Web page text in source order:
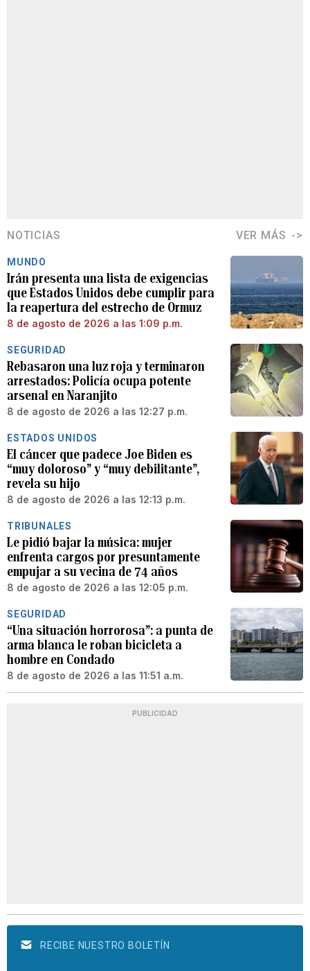
NOTICIAS VER MÁS
MUNDO
Irán presenta una lista de exigencias
que Estados Unidos debe cumplir para
la reapertura del estrecho de Ormuz
8 de agosto de 2026 a las 1:09 p.m.
SEGURIDAD
Rebasaron una luz roja y terminaron
arrestados: Policía ocupa potente
arsenal en Naranjito
8 de agosto de 2026 a las 12:27 p.m.
ESTADOS UNIDOS
El cáncer que padece Joe Biden es
“muy doloroso” y “muy debilitante”,
revela su hijo
8 de agosto de 2026 a las 12:13 p.m.
TRIBUNALES
Le pidió bajar la música: mujer
enfrenta cargos por presuntamente
empujar a su vecina de 74 años
8 de agosto de 2026 a las 12:05 p.m.
SEGURIDAD
“Una situación horrorosa”: a punta de
arma blanca le roban bicicleta a
hombre en Condado
8 de agosto de 2026 a las 11:51 a.m.
PUBLICIDAD
RECIBE NUESTRO BOLETÍN